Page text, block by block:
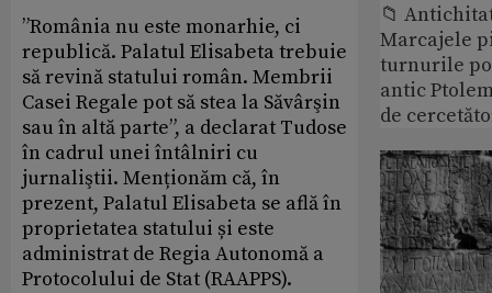
”România nu este monarhie, ci
republică. Palatul Elisabeta trebuie
să revină statului român. Membrii
Casei Regale pot să stea la Săvârşin
sau în altă parte”, a declarat Tudose
în cadrul unei întâlniri cu
jurnaliştii. Menționăm că, în
prezent, Palatul Elisabeta se află în
proprietatea statului și este
administrat de Regia Autonomă a
Protocolului de Stat (RAAPPS).
📁
Marcajele
turnurile
antic
de